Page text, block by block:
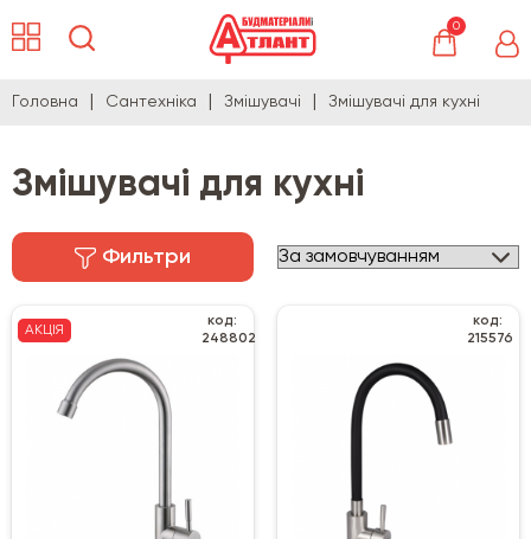
0
Головна Сантехніка Змішувачі Змішувачі для кухні
Змішувачі для кухні
Фильтри
АКЦІЯ
код:
248802
код:
215576